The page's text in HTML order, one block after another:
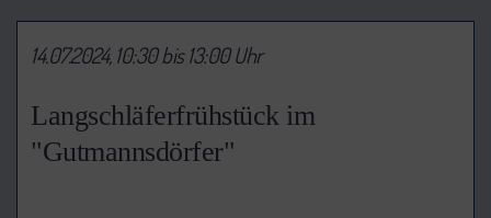
Langschläferfrühstück im
"Gutmannsdörfer"
14.07.2024, 10:30 bis 13:00 Uhr